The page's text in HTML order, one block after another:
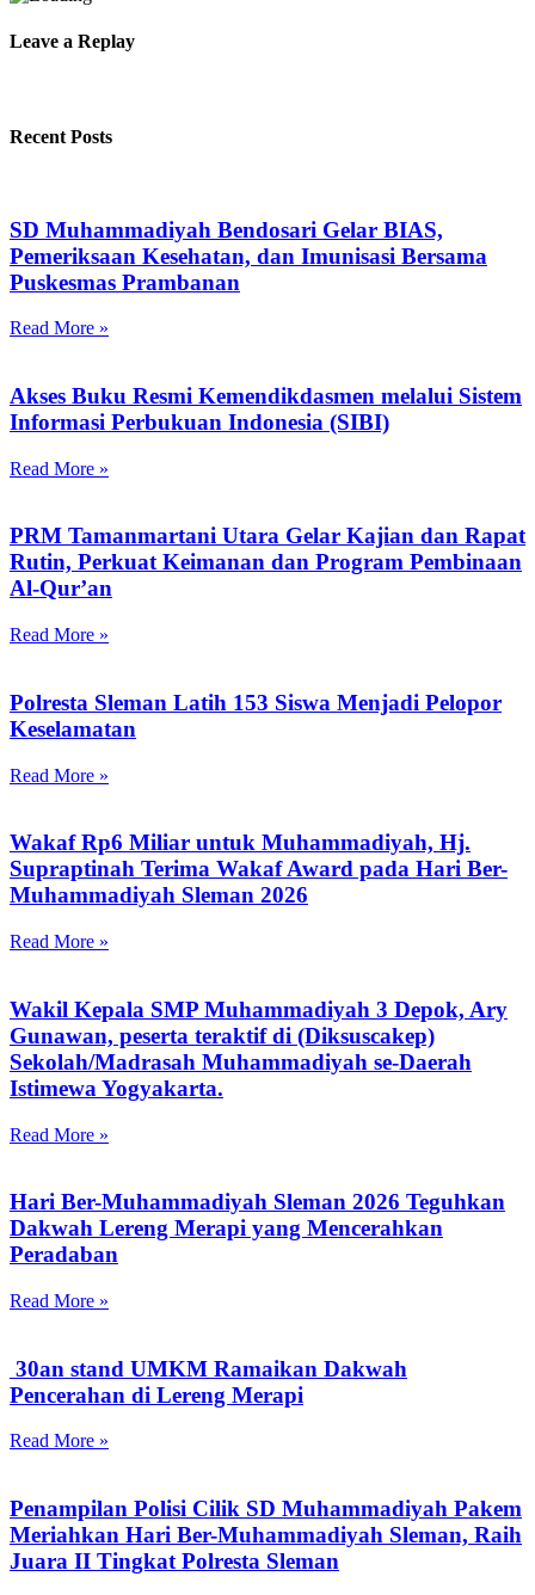
Leave a Replay
Recent Posts
SD Muhammadiyah Bendosari Gelar BIAS,
Pemeriksaan Kesehatan, dan Imunisasi Bersama
Puskesmas Prambanan
Read More »
Akses Buku Resmi Kemendikdasmen melalui Sistem
Informasi Perbukuan Indonesia (SIBI)
Read More »
PRM Tamanmartani Utara Gelar Kajian dan Rapat
Rutin, Perkuat Keimanan dan Program Pembinaan
Al-Qur’an
Read More »
Polresta Sleman Latih 153 Siswa Menjadi Pelopor
Keselamatan
Read More »
Wakaf Rp6 Miliar untuk Muhammadiyah, Hj.
Supraptinah Terima Wakaf Award pada Hari Ber-
Muhammadiyah Sleman 2026
Read More »
Wakil Kepala SMP Muhammadiyah 3 Depok, Ary
Gunawan, peserta teraktif di (Diksuscakep)
Sekolah/Madrasah Muhammadiyah se-Daerah
Istimewa Yogyakarta.
Read More »
Hari Ber-Muhammadiyah Sleman 2026 Teguhkan
Dakwah Lereng Merapi yang Mencerahkan
Peradaban
Read More »
30an stand UMKM Ramaikan Dakwah
Pencerahan di Lereng Merapi
Read More »
Penampilan Polisi Cilik SD Muhammadiyah Pakem
Meriahkan Hari Ber-Muhammadiyah Sleman, Raih
Juara II Tingkat Polresta Sleman